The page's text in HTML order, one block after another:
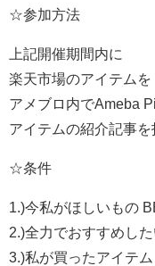
☆参加方法
上記開催期間内に
楽天市場のアイテムを
アメブロ内でAmeba
アイテムの紹介記事を
☆条件
1.)今私がほしいもの
2.)全力でおすすめし
3.)私が買ったアイテ